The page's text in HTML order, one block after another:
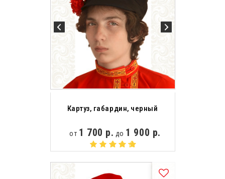
Картуз, габардин, черный
от 1 700 р. до 1 900 р.